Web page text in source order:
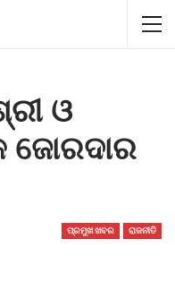
ଓ
ଜୋରଦାର
ପ୍ରମୁଖ ଖବର ରାଜନୀତି